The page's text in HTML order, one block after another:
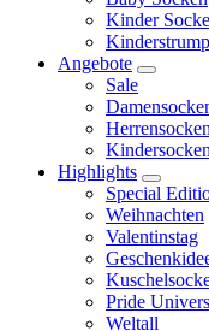
Kinder
Angebote
Sale
Highlights
Special
Weihnachten
Valentinstag
Pride
Weltall